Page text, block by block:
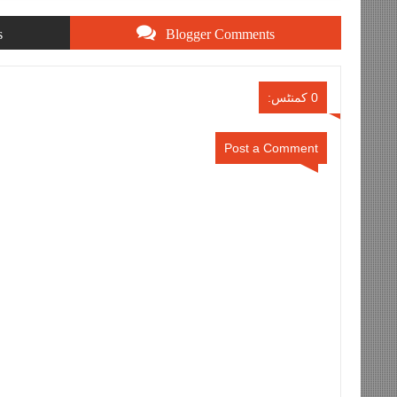
Blogger Comments
0 کمنٹس:
Post a Comment